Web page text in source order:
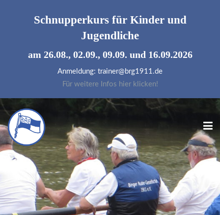
Schnupperkurs für Kinder und
Jugendliche
am 26.08., 02.09., 09.09. und 16.09.2026
Anmeldung: trainer@brg1911.de
Für weitere Infos hier klicken!